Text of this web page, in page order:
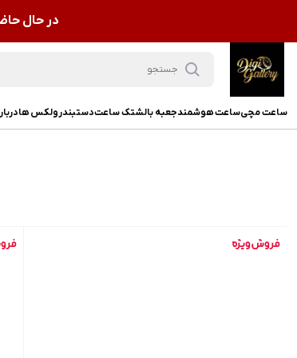
در حال
ساعت مچیساعت هوشمندجعبه بالشتک ساعتدستبندرولکس ها